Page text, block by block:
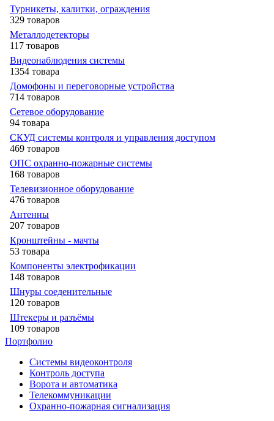
Турникеты, калитки, ограждения
329 товаров
Металлодетекторы
117 товаров
Видеонаблюдения cистемы
1354 товара
Домофоны и переговорные устройства
714 товаров
Сетевое оборудование
94 товара
СКУД системы контроля и управления доступом
469 товаров
ОПС охранно-пожарные системы
168 товаров
Телевизионное оборудование
476 товаров
Антенны
207 товаров
Кронштейны - мачты
53 товара
Компоненты электрофикации
148 товаров
Шнуры соеденительные
120 товаров
Штекеры и разъёмы
109 товаров
Портфолио
Системы видеоконтроля
Контроль доступа
Ворота и автоматика
Телекоммуникации
Охранно-пожарная сигнализация